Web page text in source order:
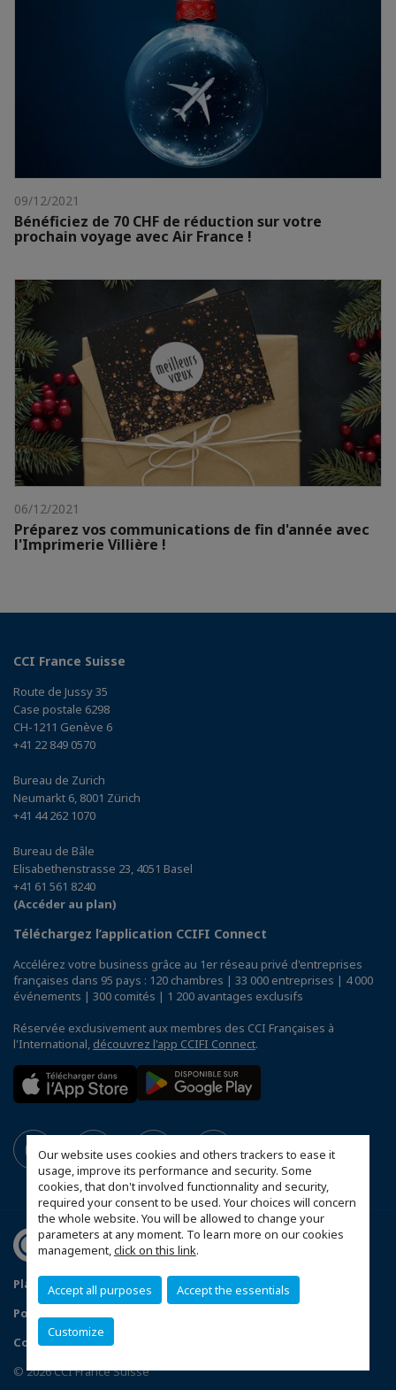
Our website uses cookies and others trackers to ease it
usage, improve its performance and security. Some
cookies, that don't involved functionnality and security,
required your consent to be used. Your choices will concern
the whole website. You will be allowed to change your
parameters at any moment. To learn more on our cookies
management,click on this link.
Accept all purposes Accept the essentials
Customize
09/12/2021
Bénéficiez de 70 CHF de réduction sur votre
prochain voyage avec Air France !
06/12/2021
Préparez vos communications de fin d'année avec
l'Imprimerie Villière !
CCI France Suisse
Route de Jussy 35
Case postale 6298
CH-1211 Genève 6
+41 22 849 0570
Bureau de Zurich
Neumarkt 6, 8001 Zürich
+41 44 262 1070
Bureau de Bâle
Elisabethenstrasse 23, 4051 Basel
+41 61 561 8240
(Accéder au plan)
Téléchargez l’application CCIFI Connect
Accélérez votre business grâce au 1er réseau privé d'entreprises
françaises dans 95 pays : 120 chambres | 33 000 entreprises | 4 000
événements | 300 comités | 1 200 avantages exclusifs
Réservée exclusivement aux membres des CCI Françaises à
l'International, découvrez l'app CCIFI Connect.
Plan d'accès Genève
Mentions légales
Politique de confidentialité
Configurer vos préférences cookies
© 2026 CCI France Suisse